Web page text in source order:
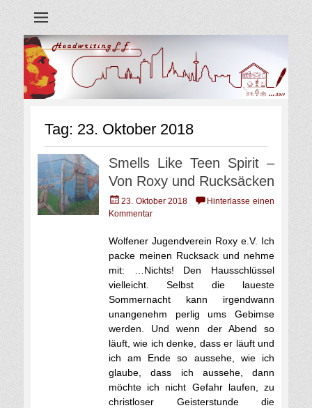
Tag: 23. Oktober 2018
Smells Like Teen Spirit –
Von Roxy und Rucksäcken
Veröffentlicht
am
23. Oktober 2018
Hinterlasse einen
Kommentar
Wolfener Jugendverein Roxy e.V. Ich
packe meinen Rucksack und nehme
mit: …Nichts! Den Hausschlüssel
vielleicht. Selbst die laueste
Sommernacht kann irgendwann
unangenehm perlig ums Gebimse
werden. Und wenn der Abend so
läuft, wie ich denke, dass er läuft und
ich am Ende so aussehe, wie ich
glaube, dass ich aussehe, dann
möchte ich nicht Gefahr laufen, zu
christloser Geisterstunde die